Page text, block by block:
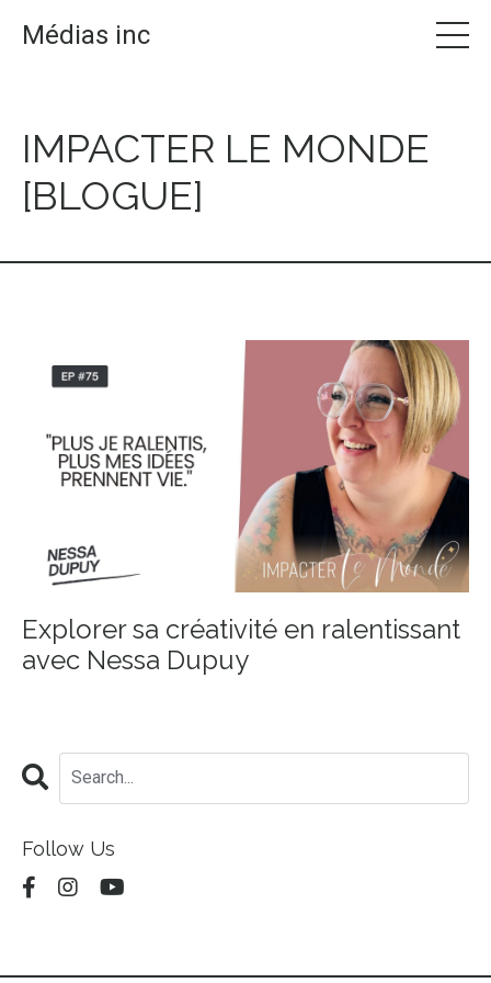
Médias inc
IMPACTER LE MONDE
[BLOGUE]
Explorer sa créativité en ralentissant
avec Nessa Dupuy
Follow Us